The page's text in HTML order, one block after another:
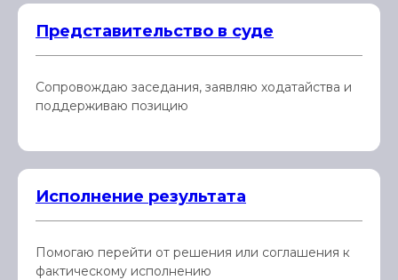
Представительство в суде
Сопровождаю заседания, заявляю ходатайства и
поддерживаю позицию
Исполнение результата
Помогаю перейти от решения или соглашения к
фактическому исполнению